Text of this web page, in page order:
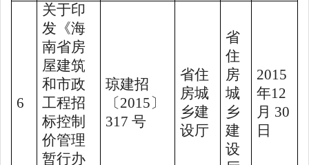
6
关于印
发《海
南省房
屋建筑
和市政
工程招
标控制
价管理
暂行办
琼建招
〔2015〕
317号
省住
房城
乡建
设厅
省
住
房
城
乡
建
设
2015
年12
月 30
日